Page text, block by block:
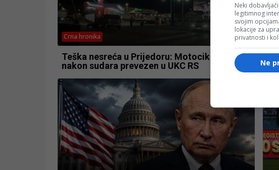
Crna hronika
Teška nesreća u Prijedoru: Motociklista
nakon sudara prevezen u UKC RS
Neki
legitimnog
svojim
lokacije za
privatnosti i
Ne